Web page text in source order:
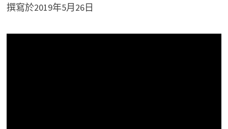
撰寫於2019年5月26日